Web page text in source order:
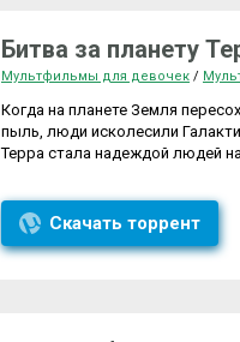
Битва за планету
Мультфильмы для девочек /
Когда на планете Земля
пыль, люди исколесили
Терра стала надеждой людей
Скачать торрент